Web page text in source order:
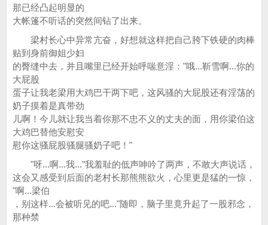
那已经凸起明显的
大帐篷不听话的突然间钻了出来。
梁村长心中异常亢奋，好想就这样把自己胯下铁硬的肉棒
贴到身前御姐少妇
的臀缝中去，并且嘴里已经开始呼喘意淫："哦...靳雪啊...你的
大屁股
蛋子让我老梁用大鸡巴干两下吧，这风骚的大屁股还有淫荡的
奶子摸着是真带劲
儿啊！今儿就让我当着你那不忠不义的丈夫的面，用你梁伯这
大鸡巴替他安慰安
慰你这骚屁股骚腿骚奶子吧！"
"呀...啊...我..."我羞耻的低声呻吟了两声，不敢大声说话，
这会又感受到后面的老村长那熊熊欲火，心里更是猛的一惊，
"啊...梁伯
，别这样...会被听见的吧..."随即，脑子里竟升起了一股邪念，
那种禁